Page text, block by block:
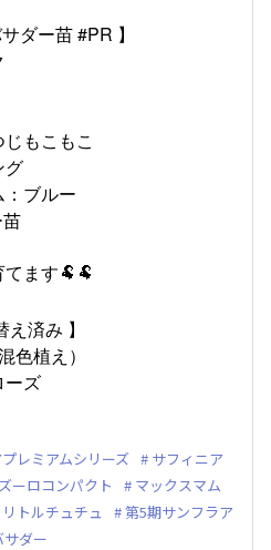
ダー苗 #PR 】
じもこもこ
グ
ブルー
ます🐏🐏
済み 】
植え）
ズ
レミアムシリーズ
サフィニア
ーロコンパクト
マックスマム
リトルチュチュ
第5期サンフラア
サダー